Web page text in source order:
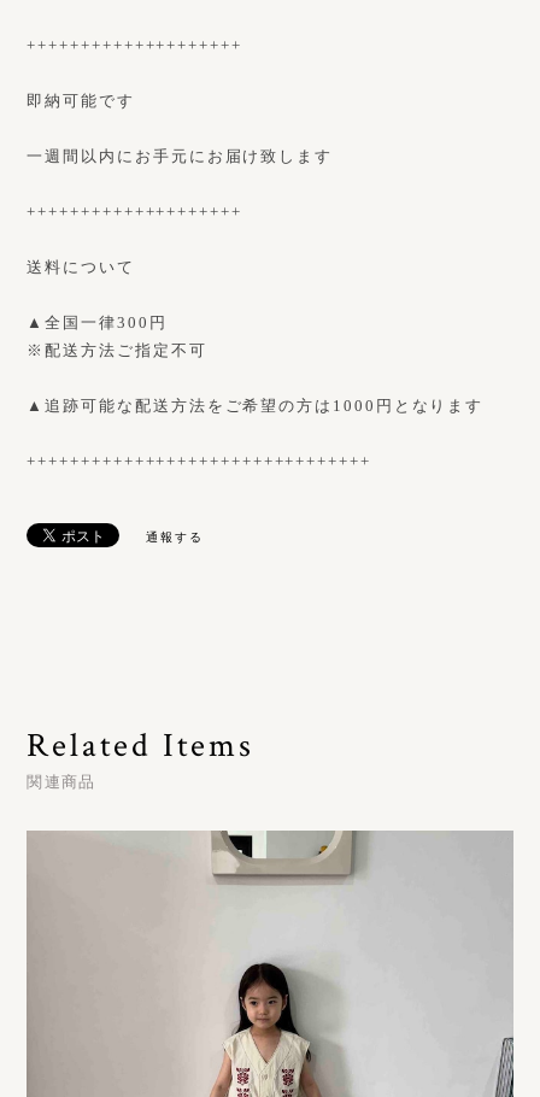
++++++++++++++++++++
即納可能です
一週間以内にお手元にお届け致します
++++++++++++++++++++
送料について
▲全国一律300円
※配送方法ご指定不可
▲追跡可能な配送方法をご希望の方は1000円となります
++++++++++++++++++++++++++++++++
通報する
Related Items
関連商品